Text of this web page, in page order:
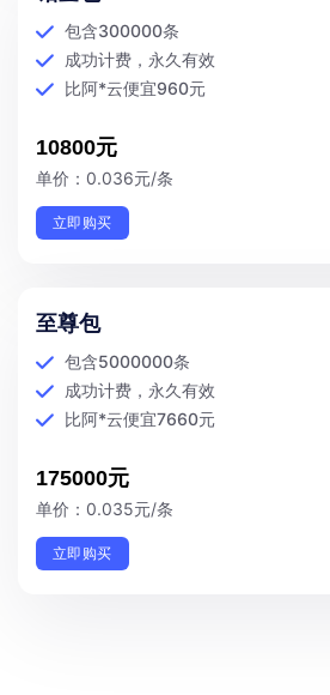
包含300000条
成功计费，永久有效
比阿*云便宜960元
10800元
单价：0.036元/条
立即购买
至尊包
包含5000000条
成功计费，永久有效
比阿*云便宜7660元
175000元
单价：0.035元/条
立即购买